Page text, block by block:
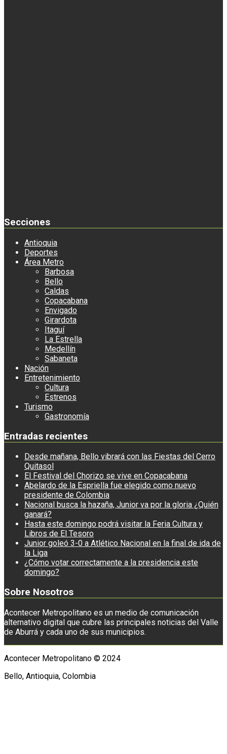
Secciones
Antioquia
Deportes
Área Metro
Barbosa
Bello
Caldas
Copacabana
Envigado
Girardota
Itaguí
La Estrella
Medellín
Sabaneta
Nación
Entretenimiento
Cultura
Estrenos
Turismo
Gastronomía
Entradas recientes
Desde mañana, Bello vibrará con las Fiestas del Cerro
Quitasol
El Festival del Chorizo se vive en Copacabana
Abelardo de la Espriella fue elegido como nuevo
presidente de Colombia
Nacional busca la hazaña, Junior va por la gloria ¿Quién
ganará?
Hasta este domingo podrá visitar la Feria Cultura y
Libros de El Tesoro
Junior goleó 3-0 a Atlético Nacional en la final de ida de
la Liga
¿Cómo votar correctamente a la presidencia este
domingo?
Sobre Nosotros
Acontecer Metropolitano es un medio de comunicación
alternativo digital que cubre las principales noticias del Valle
de Aburrá y cada uno de sus municipios.
Acontecer Metropolitano © 2024
Bello, Antioquia, Colombia